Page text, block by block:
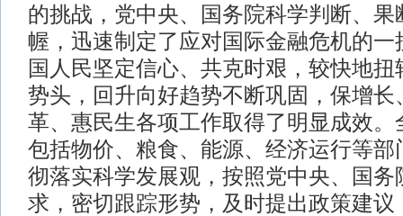
的挑战，党中央、国务院科学判断、果
幄，迅速制定了应对国际金融危机的一
国人民坚定信心、共克时艰，较快地
势头，回升向好趋势不断巩固，保增长
革、惠民生各项工作取得了明显成效。
包括物价、粮食、能源、经济运行等部
彻落实科学发展观，按照党中央、国务
求，密切跟踪形势，及时提出政策建议